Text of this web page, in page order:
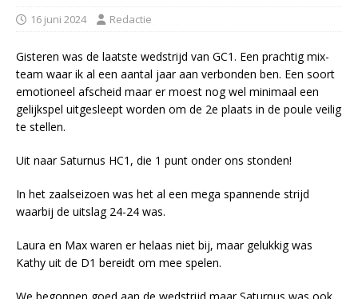
16 juni 2024 Redactie
Gisteren was de laatste wedstrijd van GC1. Een prachtig mix-
team waar ik al een aantal jaar aan verbonden ben. Een soort
emotioneel afscheid maar er moest nog wel minimaal een
gelijkspel uitgesleept worden om de 2e plaats in de poule veilig
te stellen.
Uit naar Saturnus HC1, die 1 punt onder ons stonden!
In het zaalseizoen was het al een mega spannende strijd
waarbij de uitslag 24-24 was.
Laura en Max waren er helaas niet bij, maar gelukkig was
Kathy uit de D1 bereidt om mee spelen.